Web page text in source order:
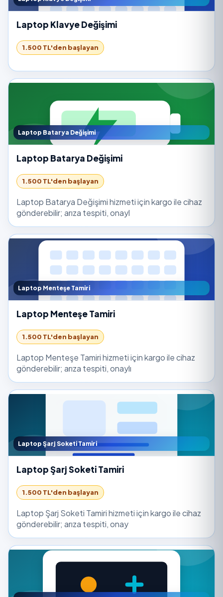
Laptop Klavye Değişimi
1.500 TL'den başlayan
Laptop Batarya Değişimi
Laptop Batarya Değişimi
1.500 TL'den başlayan
Laptop Batarya Değişimi hizmeti için kargo ile cihaz
gönderebilir; arıza tespiti, onayl
Laptop Menteşe Tamiri
Laptop Menteşe Tamiri
1.500 TL'den başlayan
Laptop Menteşe Tamiri hizmeti için kargo ile cihaz
gönderebilir; arıza tespiti, onaylı
Laptop Şarj Soketi Tamiri
Laptop Şarj Soketi Tamiri
1.500 TL'den başlayan
Laptop Şarj Soketi Tamiri hizmeti için kargo ile cihaz
gönderebilir; arıza tespiti, onay